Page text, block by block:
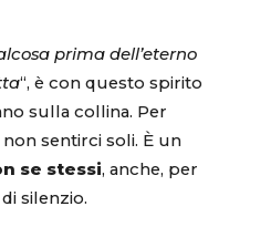
prima dell’eterno
“, è con questo spirito
sulla collina. Per
sentirci soli. È un
se stessi, anche, per
silenzio.